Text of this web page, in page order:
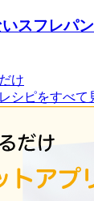
スフレパ
け
シピをすべて